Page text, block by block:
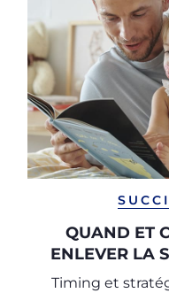
QUAND ET
ENLEVER LA
Timing et